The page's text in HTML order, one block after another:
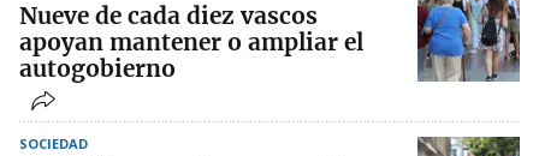
Nueve de cada diez vascos
apoyan mantener o ampliar el
autogobierno
SOCIEDAD